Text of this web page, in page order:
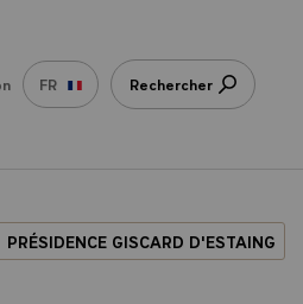
FR Rechercher
PRÉSIDENCE GISCARD D'ESTAING